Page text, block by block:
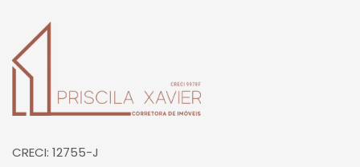
Página inicial
CRECI: 12755-J